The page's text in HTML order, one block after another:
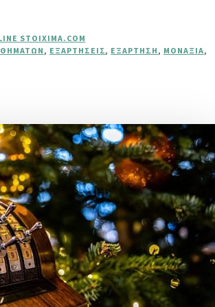
STOIXIMA.COM
, ΕΞΑΡΤΉΣΕΙΣ, ΕΞΆΡΤΗΣΗ, ΜΟΝΑΞΙΆ,